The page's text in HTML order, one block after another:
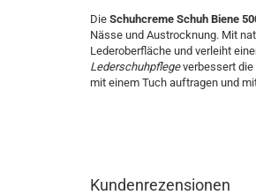
Die Schuhcreme Schuh Biene
Nässe und Austrocknung. Mit
Lederoberfläche und verleiht
Lederschuhpflegeverbessert die
mit einem Tuch auftragen und
Kundenrezensionen